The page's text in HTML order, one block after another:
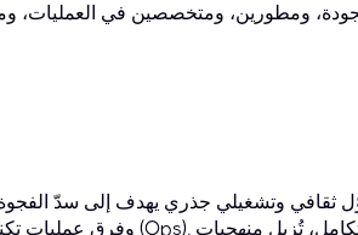
ومطورين، ومتخصصين في العمليات،